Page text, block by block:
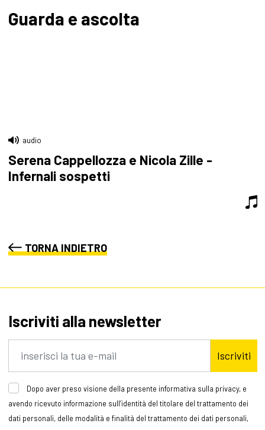
Guarda e ascolta
audio
Serena Cappellozza e Nicola Zille -
Infernali sospetti
TORNA INDIETRO
Iscriviti alla newsletter
Iscriviti
Dopo aver preso visione della presente informativa sulla privacy, e
avendo ricevuto informazione sull’identità del titolare del trattamento dei
dati personali, delle modalità e finalità del trattamento dei dati personali,